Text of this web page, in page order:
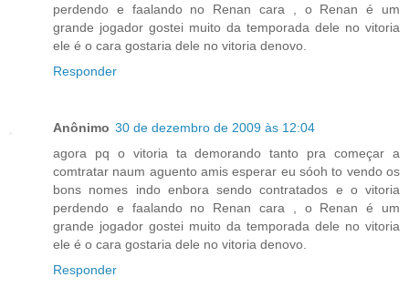
perdendo e faalando no Renan cara , o Renan é um
grande jogador gostei muito da temporada dele no vitoria
ele é o cara gostaria dele no vitoria denovo.
Responder
Anônimo 30 de dezembro de 2009 às 12:04
agora pq o vitoria ta demorando tanto pra começar a
comtratar naum aguento amis esperar eu sóoh to vendo os
bons nomes indo enbora sendo contratados e o vitoria
perdendo e faalando no Renan cara , o Renan é um
grande jogador gostei muito da temporada dele no vitoria
ele é o cara gostaria dele no vitoria denovo.
Responder